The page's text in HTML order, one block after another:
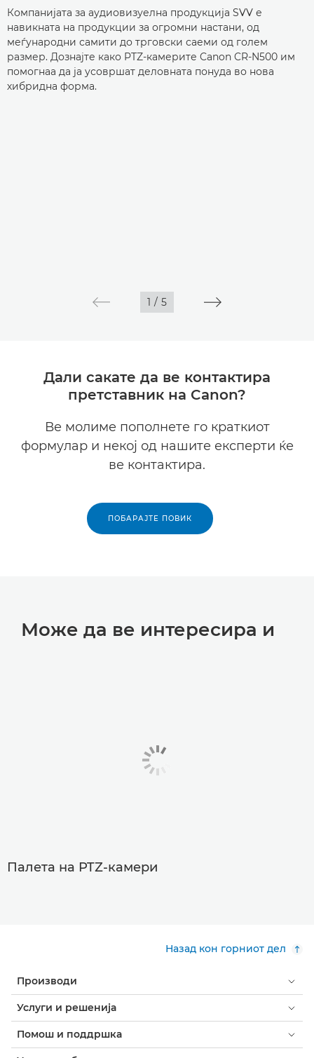
Компанијата за аудиовизуелна продукција SVV е
навикната на продукции за огромни настани, од
меѓународни самити до трговски саеми од голем
размер. Дознајте како PTZ-камерите Canon CR-N500 им
помогнаа да ја усовршат деловната понуда во нова
хибридна форма.
1 / 5
Дали сакате да ве контактира
претставник на Canon?
Ве молиме пополнете го краткиот
формулар и некој од нашите експерти ќе
ве контактира.
ПОБАРАЈТЕ ПОВИК
Може да ве интересира и
Палета на PTZ-камери
Назад кон горниот дел
Производи
Услуги и решенија
Помош и поддршка